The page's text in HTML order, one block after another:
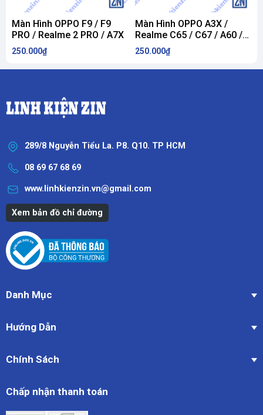
Màn Hình OPPO F9 / F9
PRO / Realme 2 PRO / A7X
250.000₫
Màn Hình OPPO A3X /
Realme C65 / C67 / A60 /
V60 / X60 / Realme 12X
250.000₫
289/8 Nguyễn Tiểu La. P8. Q10. TP HCM
08 69 67 68 69
www.linhkienzin.vn@gmail.com
Xem bản đồ chỉ đường
Danh Mục
Hướng Dẫn
Chính Sách
Chấp nhận thanh toán